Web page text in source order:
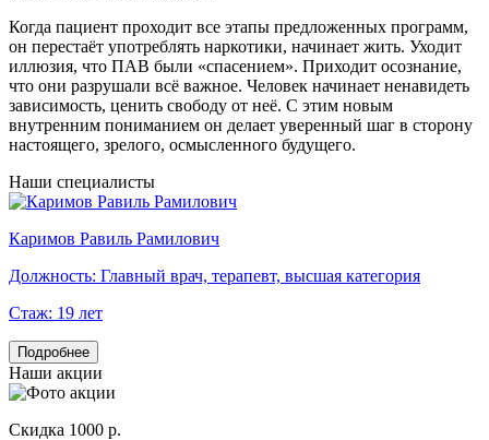
Когда пациент проходит все этапы предложенных программ,
он перестаёт употреблять наркотики, начинает жить. Уходит
иллюзия, что ПАВ были «спасением». Приходит осознание,
что они разрушали всё важное. Человек начинает ненавидеть
зависимость, ценить свободу от неё. С этим новым
внутренним пониманием он делает уверенный шаг в сторону
настоящего, зрелого, осмысленного будущего.
Наши специалисты
Каримов Равиль Рамилович
Должность: Главный врач, терапевт, высшая категория
Стаж: 19 лет
Подробнее
Наши акции
Скидка 1000 р.